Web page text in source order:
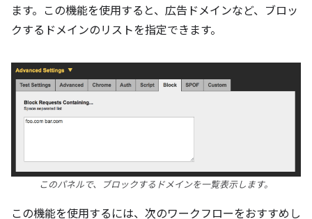
ます。この機能を使用すると、広告ドメインなど、ブロッ
クするドメインのリストを指定できます。
このパネルで、ブロックするドメインを一覧表示します。
この機能を使用するには、次のワークフローをおすすめし